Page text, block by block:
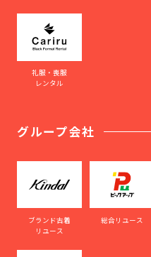
礼服・喪服
レンタル
グループ会社
ブランド古着
リユース
総合リユース